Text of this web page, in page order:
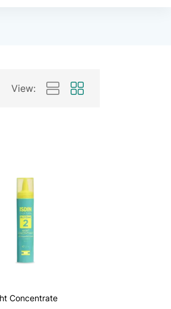
View:
Concentrate